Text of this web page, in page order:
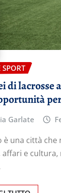
SPORT
di lacrosse
Garlate
è una città
affari e